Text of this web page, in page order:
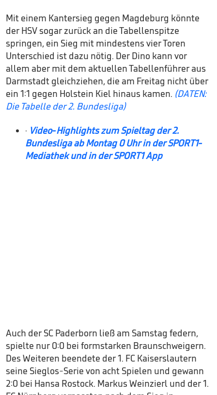
Mit einem Kantersieg gegen Magdeburg könnte
der HSV sogar zurück an die Tabellenspitze
springen, ein Sieg mit mindestens vier Toren
Unterschied ist dazu nötig. Der Dino kann vor
allem aber mit dem aktuellen Tabellenführer aus
Darmstadt gleichziehen, die am Freitag nicht über
ein 1:1 gegen Holstein Kiel hinaus kamen. (DATEN:
Die Tabelle der 2. Bundesliga)
· Video-Highlights zum Spieltag der 2.
Bundesliga ab Montag 0 Uhr in der SPORT1-
Mediathek und in der SPORT1 App
Auch der SC Paderborn ließ am Samstag federn,
spielte nur 0:0 bei formstarken Braunschweigern.
Des Weiteren beendete der 1. FC Kaiserslautern
seine Sieglos-Serie von acht Spielen und gewann
2:0 bei Hansa Rostock. Markus Weinzierl und der 1.